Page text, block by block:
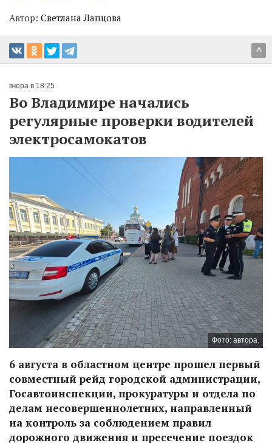
Автор: Светлана Лапцова
^
вчера в 18:25
Во Владимире начались
регулярные проверки водителей
электросамокатов
Фото: автора.
6 августа в областном центре прошел первый
совместный рейд городской администрации,
Госавтоинспекции, прокуратуры и отдела по
делам несовершеннолетних, направленный
на контроль за соблюдением правил
дорожного движения и пресечение поездок